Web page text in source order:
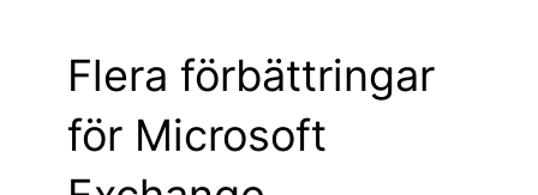
Flera förbättringar
för Microsoft